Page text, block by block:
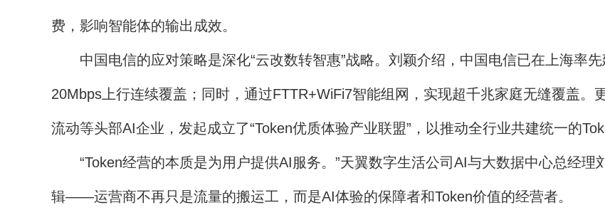
费，影响智能体的输出成效。
中国电信的应对策略是深化“云改数转智惠”战略。刘颖介绍，中国电信已在上海率
20Mbps上行连续覆盖；同时，通过FTTR+WiFi7智能组网，实现超千兆家庭无缝覆盖。
流动等头部AI企业，发起成立了“Token优质体验产业联盟”，以推动全行业共建统一的
“Token经营的本质是为用户提供AI服务。”天翼数字生活公司AI与大数据中心总经理
辑——运营商不再只是流量的搬运工，而是AI体验的保障者和Token价值的经营者。